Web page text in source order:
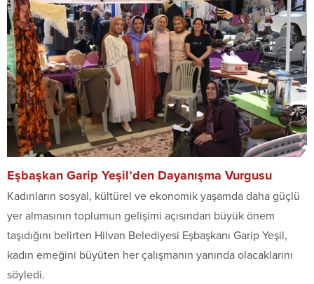
Eşbaşkan Garip Yeşil’den Dayanışma Vurgusu
Kadınların sosyal, kültürel ve ekonomik yaşamda daha güçlü
yer almasının toplumun gelişimi açısından büyük önem
taşıdığını belirten Hilvan Belediyesi Eşbaşkanı Garip Yeşil,
kadın emeğini büyüten her çalışmanın yanında olacaklarını
söyledi.